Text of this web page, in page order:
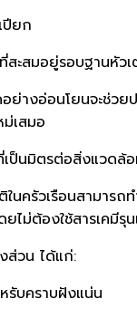
ปียก
สะสมอยู่รอบฐานหัวเ
อย่างอ่อนโยนจะช่ว
เสมอ
เป็นมิตรต่อสิ่งแวดล้
นครัวเรือนสามารถ
ไม่ต้องใช้สารเคมีรุ
ส่วน ได้แก่:
รับคราบฝังแน่น